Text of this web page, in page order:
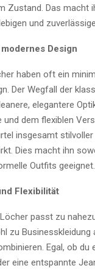
Zustand. Das macht
und
Design
haben oft ein
Der Wegfall der
elegantere
und dem flexiblen
insgesamt stilvoller
Dies macht ihn
Outfits geeignet.
Flexibilität
passt zu
zu Businesskleidung
Egal, ob du
eine entspannte